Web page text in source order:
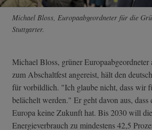
Michael Bloss, Europaabgeordneter für die
Stuttgarter.
Michael Bloss, grüner Europaabgeordneter
zum Abschaltfest angereist, hält den
für vorbildlich. "Ich glaube nicht, dass wir
belächelt werden." Er geht davon aus,
Europa keine Zukunft hat. Bis 2030 will
Energieverbrauch zu mindestens 42,5